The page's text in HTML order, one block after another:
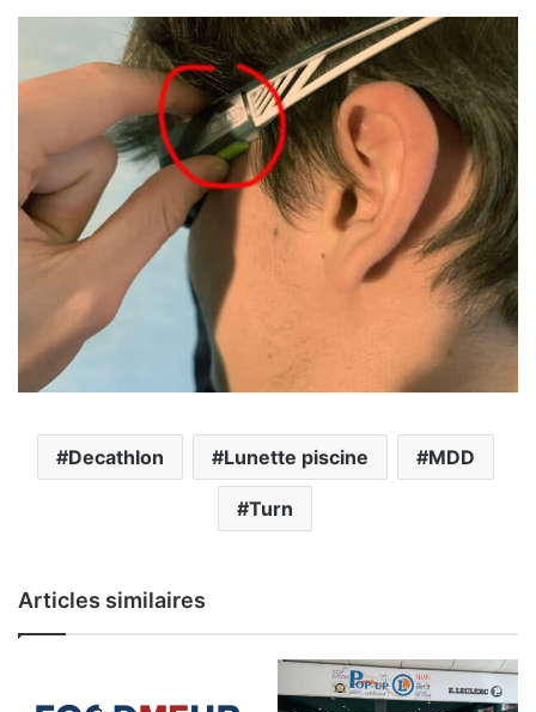
Decathlon Lunette piscine MDD
Turn
Articles similaires